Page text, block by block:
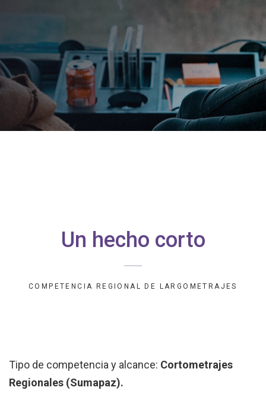
Un hecho corto
COMPETENCIA REGIONAL DE LARGOMETRAJES
Tipo de competencia y alcance: Cortometrajes
Regionales (Sumapaz).